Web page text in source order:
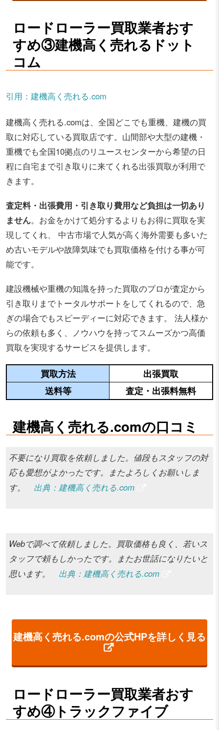
ロードローラー買取業者おす
すめ③建機高く売れるドット
コム
引用：建機高く売れる.com
建機高く売れる.comは、全国どこでも重機、建機の買
取に対応している買取店です。山間部や大型の建機・
重機でも全国10拠点のリユースセンターから希望の日
程に自宅まで引き取りに来てくれる出張買取が利用で
きます。
査定料・出張費用・引き取り費用など負担は一切あり
ません。お金をかけて処分するよりもお得に買取を実
現してくれ、 中古市場で人気が高く海外需要も多いた
め古いモデルや故障気味でも買取価格を付ける事が可
能です。
建設機械や重機の知識を持った買取のプロが査定から
引き取りまでトータルサポートをしてくれるので、急
ぎの場合でもスピーディーに対応できます。 法人様か
らの依頼も多く、ノウハウを持ってスムーズかつ高価
買取を実現するサービスを提供します。
買取方法
出張買取
送料等
査定・出張料無料
建機高く売れる.comの口コミ
不要になり買取を依頼しました。値段もスタッフの対
応も愛想がよかったです。またよろしくお願いしま
す。 出典：建機高く売れる.com
Webで調べて依頼しました。買取価格も良く、若いス
タッフで頼もしかったです。またお世話になりたいと
思います。 出典：建機高く売れる.com
建機高く売れる.comの公式HPを詳しく見る
ロードローラー買取業者おす
すめ④トラックファイブ